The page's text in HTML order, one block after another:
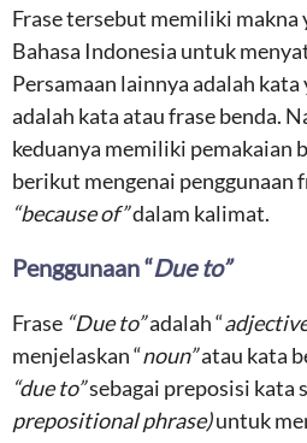
Frase tersebut memiliki makna
Bahasa Indonesia untuk
Persamaan lainnya adalah
adalah kata atau frase benda.
keduanya memiliki pemakaian
berikut mengenai penggunaan
“because of”dalam kalimat.
Penggunaan “Due to”
Frase “Due to”adalah “adjective
menjelaskan “noun”atau kata
“due to”sebagai preposisi kata
prepositional phrase)untuk